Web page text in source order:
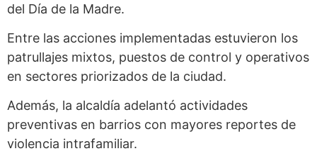
del Día de la Madre.
Entre las acciones implementadas estuvieron los
patrullajes mixtos, puestos de control y operativos
en sectores priorizados de la ciudad.
Además, la alcaldía adelantó actividades
preventivas en barrios con mayores reportes de
violencia intrafamiliar.